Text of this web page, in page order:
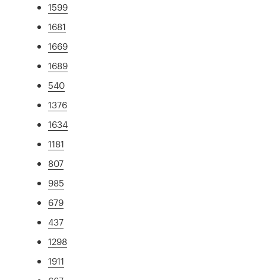
1599
1681
1669
1689
540
1376
1634
1181
807
985
679
437
1298
1911